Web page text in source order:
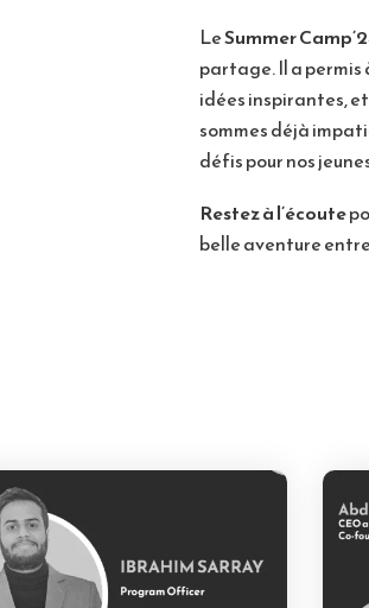
LeSummer
partage. Il a
idées inspirantes,
sommes déjà
défis pour nos
Restez à l’écoute
belle aventure